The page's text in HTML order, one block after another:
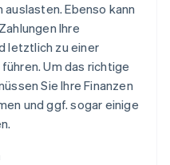
auslasten. Ebenso kann
Ihre
letztlich zu einer
Um das richtige
Sie Ihre Finanzen
und ggf. sogar einige